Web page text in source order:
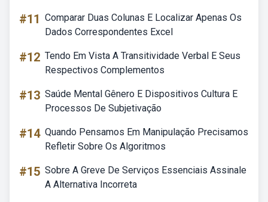
#11 Comparar Duas Colunas E Localizar Apenas Os
Dados Correspondentes Excel
#12 Tendo Em Vista A Transitividade Verbal E Seus
Respectivos Complementos
#13 Saúde Mental Gênero E Dispositivos Cultura E
Processos De Subjetivação
#14 Quando Pensamos Em Manipulação Precisamos
Refletir Sobre Os Algoritmos
#15 Sobre A Greve De Serviços Essenciais Assinale
A Alternativa Incorreta